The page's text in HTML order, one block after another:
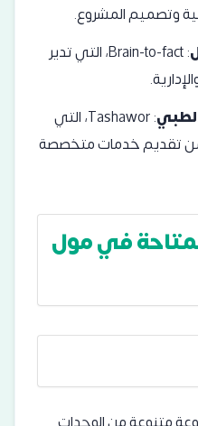
وتصميم المشروع.
: Brain-to-fact، التي تدير
: Tashawor، التي
تقديم خدمات متخصصة
في مول